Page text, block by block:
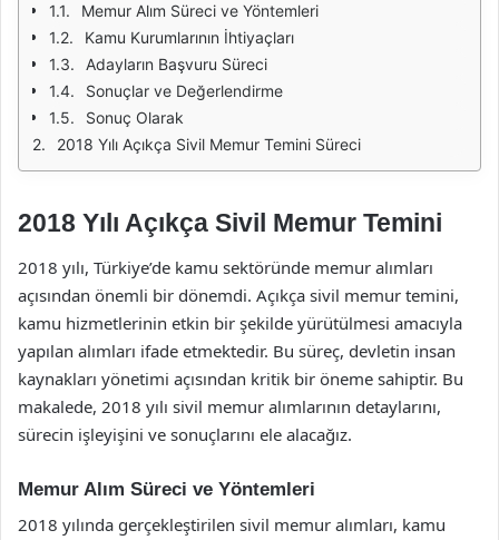
Memur Alım Süreci ve Yöntemleri
Kamu Kurumlarının İhtiyaçları
Adayların Başvuru Süreci
Sonuçlar ve Değerlendirme
Sonuç Olarak
2018 Yılı Açıkça Sivil Memur Temini Süreci
2018 Yılı Açıkça Sivil Memur Temini
2018 yılı, Türkiye’de kamu sektöründe memur alımları
açısından önemli bir dönemdi. Açıkça sivil memur temini,
kamu hizmetlerinin etkin bir şekilde yürütülmesi amacıyla
yapılan alımları ifade etmektedir. Bu süreç, devletin insan
kaynakları yönetimi açısından kritik bir öneme sahiptir. Bu
makalede, 2018 yılı sivil memur alımlarının detaylarını,
sürecin işleyişini ve sonuçlarını ele alacağız.
Memur Alım Süreci ve Yöntemleri
2018 yılında gerçekleştirilen sivil memur alımları, kamu